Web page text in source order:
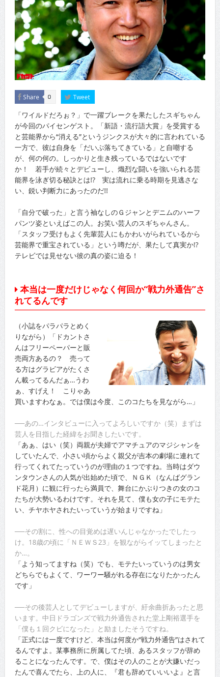
Share 0 Tweet
「ワイルドだろぉ？」で一躍ブレークを果たしたスギちゃん
が今回のパイセンゲスト。「新語・流行語大賞」を受賞する
と芸能界から“消える”というジンクスが大々的に言われている
一方で、彼は自身を「だいぶ落ちてきている」と自嘲する
が、何の何の。しっかりと生き残っているではないです
か！ 若手が続々とデビューし、熾烈な闘いを強いられる芸
能界を泳ぎ切る秘訣とは!? 実は流れに乗る時期を見逃さな
い、鋭い判断力にあったのだ!!
「自分で破った」と言う袖なしのＧジャンとデニムのハーフ
パンツ姿といえばこの人。お笑い芸人のスギちゃんさん。
「スタッフ受けもよく先輩芸人にもかわいがられているから
芸能界で重宝されている」という噂だが、果たして真実か!?
テレビでは見せない彼の真の姿に迫る！
本当は一度だけじゃなく何回か“戦力外通告”さ
れてるんです
（小誌をパラパラとめく
りながら）「ドカントさ
んはフリーペーパーと販
売両方あるの？ 売って
る方はグラビアがたくさ
ん載ってるんだぁ…うわ
ぁ、すげえ！ こりゃあ
買いますわなぁ。では僕は今度、このコたちを見ながら…」
──あの…インタビューに入ってよろしいですか（笑）まずは
芸人を目指した経緯をお聞きしたいです。
「あぁ、はい（笑）両親が夫婦でアマチュアのマジシャンを
していたんで、小さい頃からよく親父が吉本の劇場に連れて
行ってくれてたっていうのが理由の１つですね。当時はダウ
ンタウンさんの人気が出始めた頃で、ＮＧＫ（なんばグラン
ド花月）に観に行ったら満員で、舞台にかぶりつきの女のコ
たちが大勢いるわけです。それを見て、僕も女の子にモテた
い、チヤホヤされたいっていうが始まりですね」
──その割に、性への目覚めは遅いんじゃなかったでしたっ
け。18歳の頃に「ＮＥＷＳ23」を観ながらイッてしまったと
か…。
「よう知ってますね（笑）でも、モテたいっていうのは男女
どちらでもよくて、ワーワー騒がれる存在になりたかったん
です」
──その後芸人としてデビューしますが、紆余曲折あったと思
います。中日ドラゴンズで戦力外通告された堂上剛裕選手を
「僕も１回クビになった」と励ましたそうですね。
「正式には一度ですけど、本当は何度か“戦力外通告”はされて
るんですよ。某事務所に所属してた頃、あるスタッフが辞め
ることになったんです。で、僕はその人のことが大嫌いだっ
たんで喜んでたら、上の人に、『君も辞めていいいよ』と言